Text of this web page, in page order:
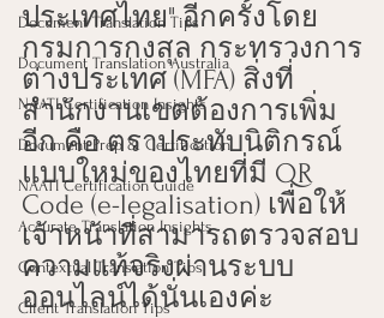
Document Translation Tips
Document Translation Australia
NAATI Certification Insights
Document Prep & Certification
NAATI Certification Guide
Accurate Translation Insights
Contextual Translation Tips
Client Translation Tips
ประเทศไทย" อีกครั้งโดย
กรมการกงสุล กระทรวงการ
ต่างประเทศ (MFA) สิ่งที่
สำนักงานเขตต้องการเพิ่ม
อีก คือ ตราประทับนิติกรณ์
แบบใหม่ของไทยที่มี QR
Code (e-legalisation) เพื่อให้
เจ้าหน้าที่สามารถตรวจสอบ
ความแท้จริงผ่านระบบ
ออนไลน์ได้นั่นเองค่ะ